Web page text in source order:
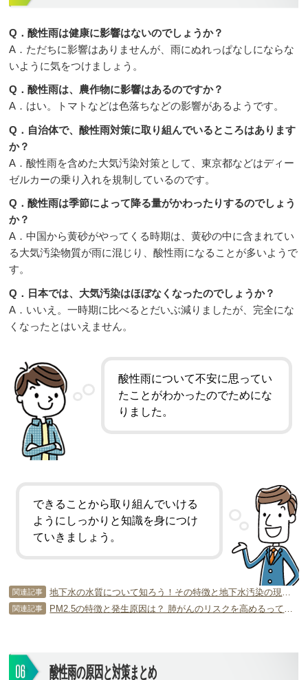
Q．酸性雨は健康に影響はないのでしょうか？
A．ただちに影響はありませんが、雨にぬれっぱなしにならな
いように気をつけましょう。
Q．酸性雨は、農作物に影響はあるのですか？
A．はい。トマトなどは色落ちなどの影響があるようです。
Q．自治体で、酸性雨対策に取り組んでいるところはあります
か？
A．酸性雨を含めた大気汚染対策として、東京都などはディー
ゼルカーの乗り入れを規制しているのです。
Q．酸性雨は季節によって降る量がかわったりするのでしょう
か？
A．中国から黄砂がやってくる時期は、黄砂の中に含まれてい
る大気汚染物質が雨に混じり、酸性雨になることが多いようで
す。
Q．日本では、大気汚染はほぼなくなったのでしょうか？
A．いいえ。一時期に比べるとだいぶ減りましたが、完全にな
くなったとはいえません。
酸性雨について不安に思ってい
たことがわかったのでためにな
りました。
できることから取り組んでいける
ようにしっかりと知識を身につけ
ていきましょう。
関連記事
関連記事
酸性雨の原因と対策まとめ